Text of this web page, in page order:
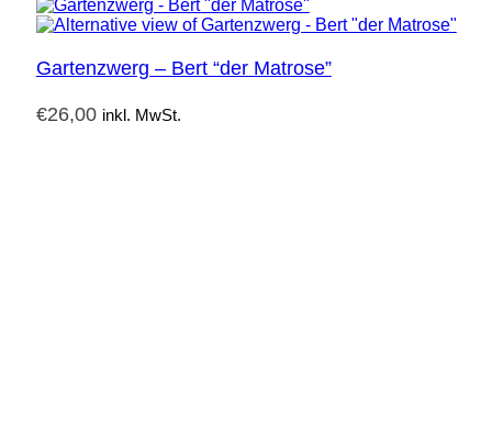
Gartenzwerg – Bert “der Matrose”
€26,00 inkl. MwSt.